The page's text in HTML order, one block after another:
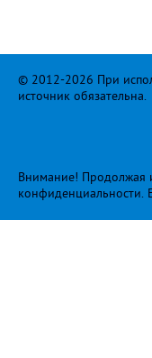
© 2012-2026 При
источник обязательна.
Внимание! Продолжая
конфиденциальности.